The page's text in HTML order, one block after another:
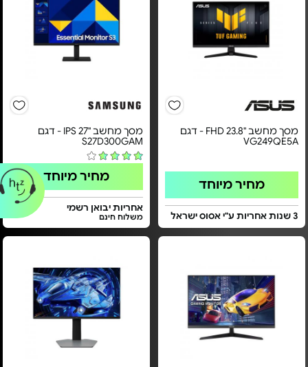
מסך מחשב "23.8 FHD - דגם
VG249QE5A
מחיר מיוחד
3 שנות אחריות ע"י אסוס ישראל
מסך מחשב "27 IPS - דגם
S27D300GAM
מחיר מיוחד
אחריות יבואן רשמי
משלוח חינם